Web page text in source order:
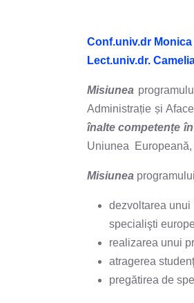
Conf.univ.dr
Lect.univ.dr.
Misiunea
Administrație și
înalte competențe
Uniunea Europeană,
Misiunea
dezvoltarea
specialişti
realizarea unui
atragerea
pregătirea de